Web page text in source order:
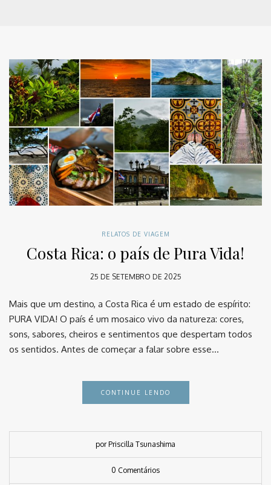
RELATOS DE VIAGEM
Costa Rica: o país de Pura Vida!
25 DE SETEMBRO DE 2025
Mais que um destino, a Costa Rica é um estado de espírito:
PURA VIDA! O país é um mosaico vivo da natureza: cores,
sons, sabores, cheiros e sentimentos que despertam todos
os sentidos. Antes de começar a falar sobre esse…
CONTINUE LENDO
por Priscilla Tsunashima
0 Comentários